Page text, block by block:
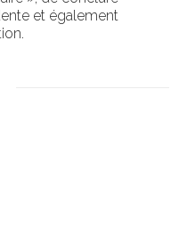
et également